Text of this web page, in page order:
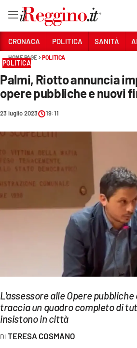
Sezioni
CRONACA
POLITICA
SOCIETÀ
CULTURA
ECONOMIA E LAVORO
Streaming
LAC TV
LAC NETWORK
LAC ONAIR
CRONACA POLITICA SANITÀ
HOME PAGE POLITICA
POLITICA
Palmi, Riotto annuncia
opere pubbliche e nuovi
23 luglio 2023 19:11
L'assessore alle Opere
traccia un quadro completo di
insistono in città
TERESA COSMANO